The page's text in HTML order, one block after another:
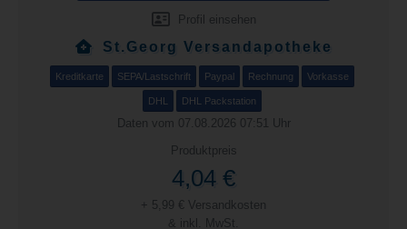
Profil einsehen
St.Georg Versandapotheke
Kreditkarte SEPA/Lastschrift Paypal Rechnung Vorkasse
DHL DHL Packstation
Daten vom 07.08.2026 07:51 Uhr
Produktpreis
4,04 €
+ 5,99 € Versandkosten
& inkl. MwSt.